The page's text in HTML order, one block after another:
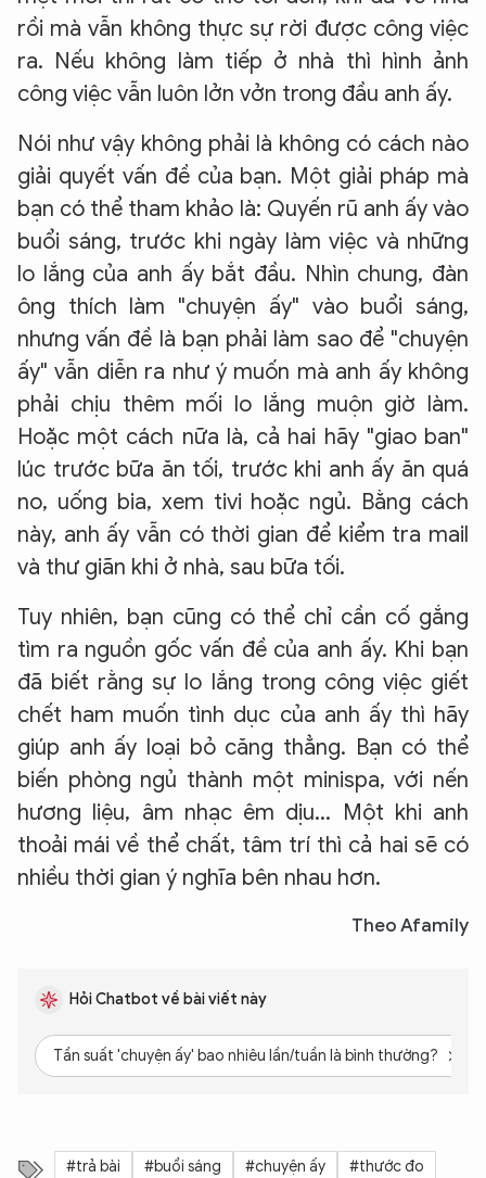
rồi mà vẫn không thực sự rời được công việc
ra. Nếu không làm tiếp ở nhà thì hình ảnh
công việc vẫn luôn lởn vởn trong đầu anh ấy.
Nói như vậy không phải là không có cách nào
giải quyết vấn đề của bạn. Một giải pháp mà
bạn có thể tham khảo là: Quyến rũ anh ấy vào
buổi sáng, trước khi ngày làm việc và những
lo lắng của anh ấy bắt đầu. Nhìn chung, đàn
ông thích làm "chuyện ấy" vào buổi sáng,
nhưng vấn đề là bạn phải làm sao để "chuyện
ấy" vẫn diễn ra như ý muốn mà anh ấy không
phải chịu thêm mối lo lắng muộn giờ làm.
Hoặc một cách nữa là, cả hai hãy "giao ban"
lúc trước bữa ăn tối, trước khi anh ấy ăn quá
no, uống bia, xem tivi hoặc ngủ. Bằng cách
này, anh ấy vẫn có thời gian để kiểm tra mail
và thư giãn khi ở nhà, sau bữa tối.
Tuy nhiên, bạn cũng có thể chỉ cần cố gắng
tìm ra nguồn gốc vấn đề của anh ấy. Khi bạn
đã biết rằng sự lo lắng trong công việc giết
chết ham muốn tình dục của anh ấy thì hãy
giúp anh ấy loại bỏ căng thẳng. Bạn có thể
biến phòng ngủ thành một minispa, với nến
hương liệu, âm nhạc êm dịu... Một khi anh
thoải mái về thể chất, tâm trí thì cả hai sẽ có
nhiều thời gian ý nghĩa bên nhau hơn.
Theo Afamily
Hỏi Chatbot về bài viết này
Tần suất 'chuyện ấy' bao nhiêu lần/tuần là bình thường?
#trả bài #buổi sáng #chuyện ấy #thước đo